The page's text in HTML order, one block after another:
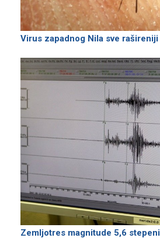
Virus zapadnog Nila sve rašireniji
Zemljotres magnitude 5,6